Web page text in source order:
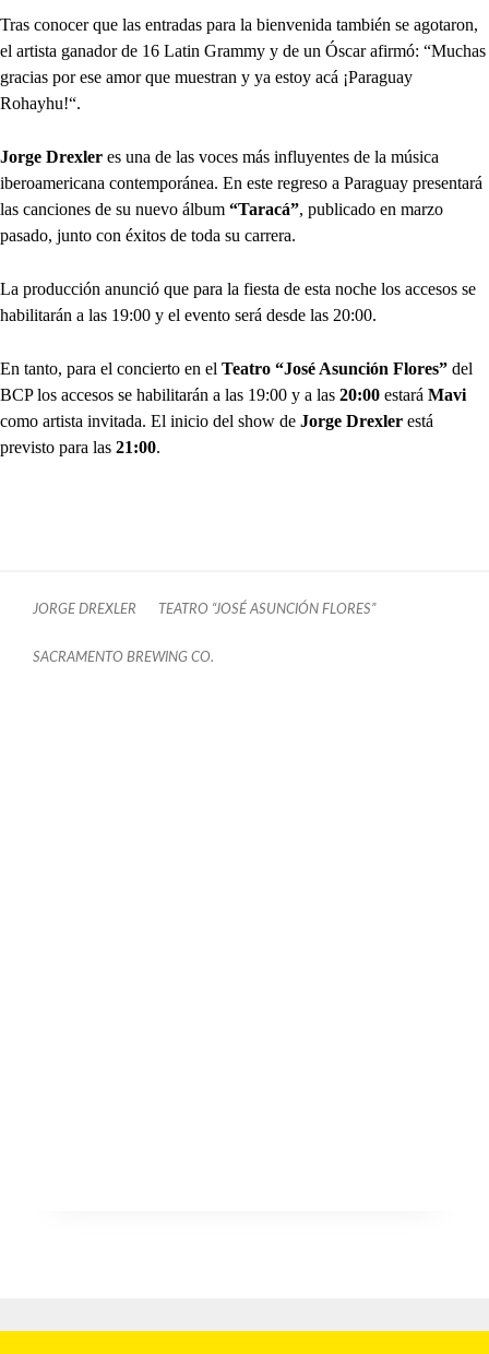
Tras conocer que las entradas para la bienvenida también se agotaron,
el artista ganador de 16 Latin Grammy y de un Óscar afirmó: “Muchas
gracias por ese amor que muestran y ya estoy acá ¡Paraguay
Rohayhu!“.
Jorge Drexler es una de las voces más influyentes de la música
iberoamericana contemporánea. En este regreso a Paraguay presentará
las canciones de su nuevo álbum “Taracá”, publicado en marzo
pasado, junto con éxitos de toda su carrera.
La producción anunció que para la fiesta de esta noche los accesos se
habilitarán a las 19:00 y el evento será desde las 20:00.
En tanto, para el concierto en el Teatro “José Asunción Flores” del
BCP los accesos se habilitarán a las 19:00 y a las 20:00 estará Mavi
como artista invitada. El inicio del show de Jorge Drexler está
previsto para las 21:00.
JORGE DREXLER TEATRO “JOSÉ ASUNCIÓN FLORES”
SACRAMENTO BREWING CO.